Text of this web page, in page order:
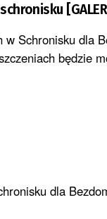
w Schronisku dla
będzie
dla